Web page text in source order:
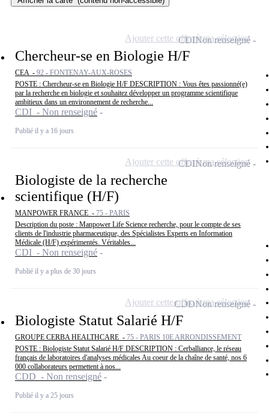
Chercheur-se en Biologie H/F
CEA - 92 - FONTENAY-AUX-ROSES
POSTE : Chercheur-se en Biologie H/F DESCRIPTION : Vous êtes passionné(e)
par la recherche en biologie et souhaitez développer un programme scientifique
ambitieux dans un environnement de recherche...
CDI - Non renseigné
Publié il y a 16 jours
CDINon renseigné
Ajouter cette offre à ma sélection
Biologiste de la recherche
scientifique (H/F)
MANPOWER FRANCE - 75 - PARIS
Description du poste : Manpower Life Science recherche, pour le compte de ses
clients de l'industrie pharmaceutique, des Spécialistes Experts en Information
Médicale (H/F) expérimentés. Véritables...
CDI - Non renseigné
Publié il y a plus de 30 jours
CDINon renseigné
Ajouter cette offre à ma sélection
Biologiste Statut Salarié H/F
GROUPE CERBA HEALTHCARE - 75 - PARIS 10E ARRONDISSEMENT
POSTE : Biologiste Statut Salarié H/F DESCRIPTION : Cerballiance, le réseau
français de laboratoires d'analyses médicales Au coeur de la chaîne de santé, nos 6
000 collaborateurs permettent à nos...
CDD - Non renseigné
Publié il y a 25 jours
CDDNon renseigné
Ajouter cette offre à ma sélection